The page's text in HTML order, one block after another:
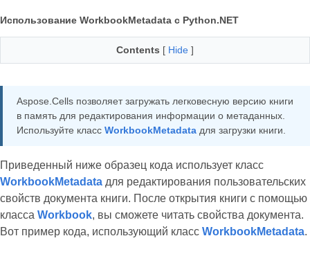
Использование WorkbookMetadata с Python.NET
Contents [ Hide ]
Aspose.Cells позволяет загружать легковесную версию книги
в память для редактирования информации о метаданных.
Используйте класс WorkbookMetadata для загрузки книги.
Приведенный ниже образец кода использует класс
WorkbookMetadata для редактирования пользовательских
свойств документа книги. После открытия книги с помощью
класса Workbook, вы сможете читать свойства документа.
Вот пример кода, использующий класс WorkbookMetadata.